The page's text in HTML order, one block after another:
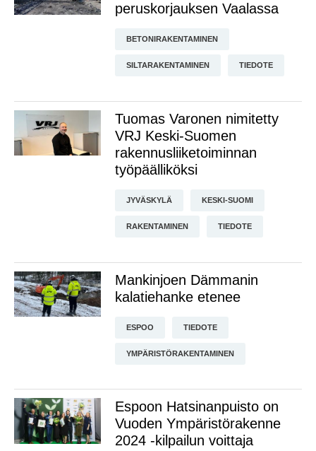
peruskorjauksen Vaalassa
BETONIRAKENTAMINEN
SILTARAKENTAMINEN TIEDOTE
Tuomas Varonen nimitetty
VRJ Keski-Suomen
rakennusliiketoiminnan
työpäälliköksi
JYVÄSKYLÄ KESKI-SUOMI
RAKENTAMINEN TIEDOTE
Mankinjoen Dämmanin
kalatiehanke etenee
ESPOO TIEDOTE
YMPÄRISTÖRAKENTAMINEN
Espoon Hatsinanpuisto on
Vuoden Ympäristörakenne
2024 -kilpailun voittaja